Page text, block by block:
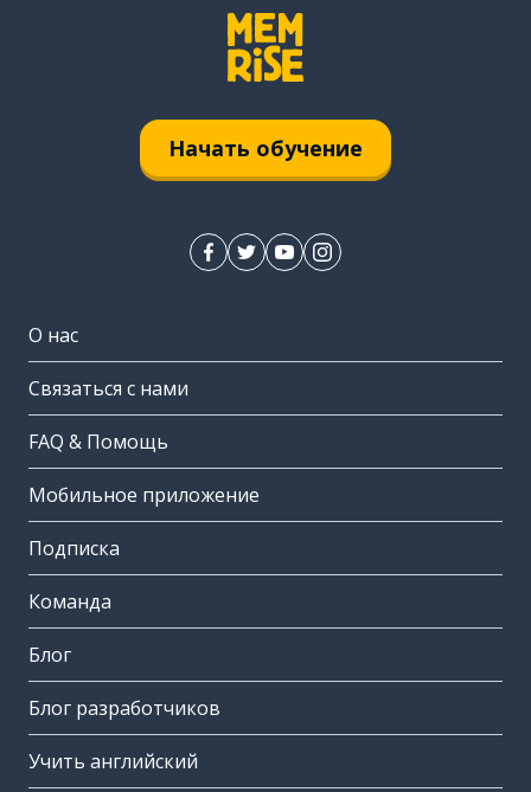
Начать обучение
О нас
Связаться с нами
FAQ & Помощь
Мобильное приложение
Подписка
Команда
Блог
Блог разработчиков
Учить английский